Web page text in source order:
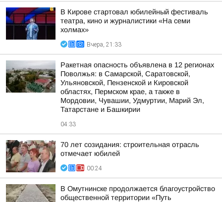
В Кирове стартовал юбилейный фестиваль
театра, кино и журналистики «На семи
холмах»
Вчера, 21:33
Ракетная опасность объявлена в 12 регионах
Поволжья: в Самарской, Саратовской,
Ульяновской, Пензенской и Кировской
областях, Пермском крае, а также в
Мордовии, Чувашии, Удмуртии, Марий Эл,
Татарстане и Башкирии
04:33
70 лет созидания: строительная отрасль
отмечает юбилей
00:24
В Омутнинске продолжается благоустройство
общественной территории «Путь